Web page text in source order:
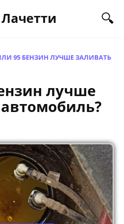
95 БЕНЗИН ЛУЧШЕ ЗАЛИВАТЬ
лучше